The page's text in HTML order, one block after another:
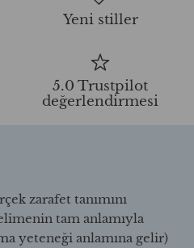
Yeni stiller
5.0 Trustpilot
değerlendirmesi
zarafet tanımını
tam anlamıyla
yeteneği anlamına gelir)